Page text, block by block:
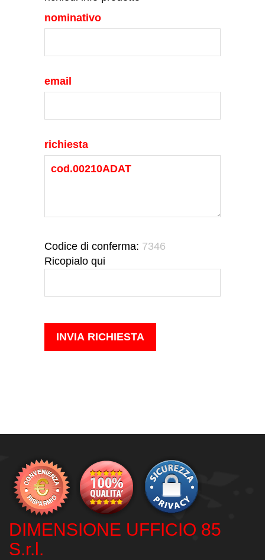
nominativo
email
richiesta
Codice di conferma: 7346
Ricopialo qui
DIMENSIONE UFFICIO 85
S.r.l.